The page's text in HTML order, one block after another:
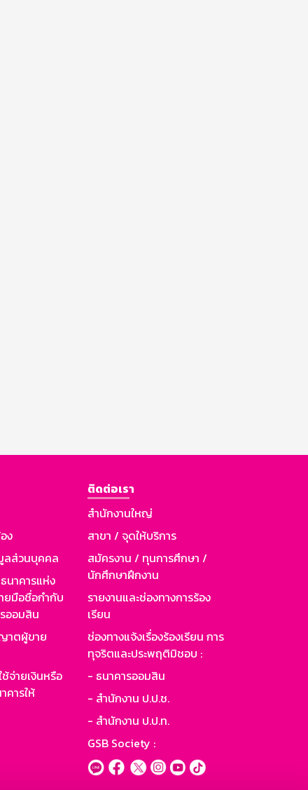
ง
ลส่วนบุคคล
นาคารแห่ง
ยมือชื่อกำกับ
ออมสิน
าตผู้ขาย
จ่ายเงินหรือ
คารให้
ติดต่อเรา
สำนักงานใหญ่
สาขา / จุดให้บริการ
สมัครงาน / ทุนการศึกษา /
นักศึกษาฝึกงาน
รายงานและช่องทางการร้อง
เรียน
ช่องทางแจ้งเรื่องร้องเรียน การ
ทุจริตและประพฤติมิชอบ :
- ธนาคารออมสิน
- สำนักงาน ป.ป.ช.
- สำนักงาน ป.ป.ท.
GSB Society :